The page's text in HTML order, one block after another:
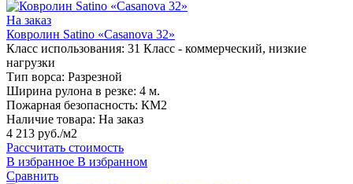
На заказ
Ковролин Satino «Casanova 32»
Класс использования: 31 Класс - коммерческий, низкие
нагрузки
Тип ворса: Разрезной
Ширина рулона в резке: 4 м.
Пожарная безопасность: КМ2
Наличие товара: На заказ
4 213 руб./м2
Рассчитать стоимость
В избранное В избранном
Сравнить